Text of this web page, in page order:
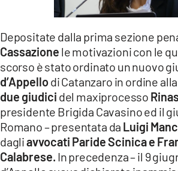
COSENZACHANNEL.IT
ILVIBONESE.IT
CATANZAROCHANNEL.IT
LACAPITALENEWS.IT
ANDROID
APPLE
Depositate dalla prima sezione
Cassazione le motivazioni con le
scorso è stato ordinato un nuovo
d’Appellodi Catanzaro in ordine alla
due giudici del maxiprocesso
presidente Brigida Cavasino ed il
Romano – presentata da Luigi
dagliavvocati Paride Scinica e
Calabrese. In precedenza – il 9